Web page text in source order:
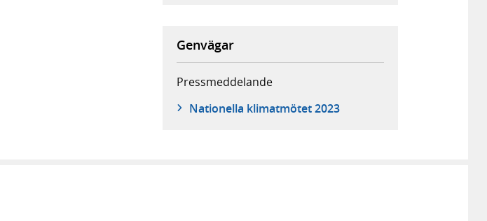
Genvägar
Pressmeddelande
Nationella klimatmötet 2023